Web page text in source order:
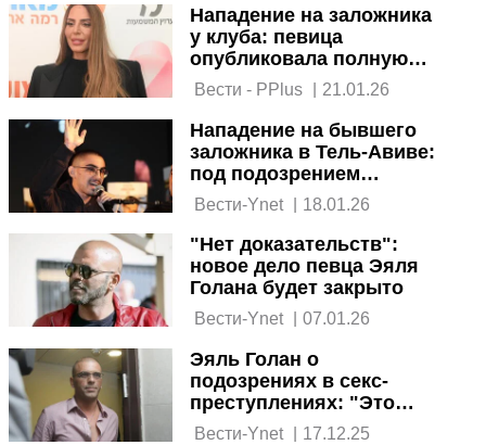
Нападение на заложника
у клуба: певица
опубликовала полную
версию беседы с Ромом
Бреславски
Вести - PPlus | 21.01.26
Нападение на бывшего
заложника в Тель-Авиве:
под подозрением
спутник жизни известной
певицы
Вести-Ynet | 18.01.26
"Нет доказательств":
новое дело певца Эяля
Голана будет закрыто
Вести-Ynet 07.01.26
Эяль Голан о
подозрениях в секс-
преступлениях: "Это
вымогательство"
Вести-Ynet | 17.12.25